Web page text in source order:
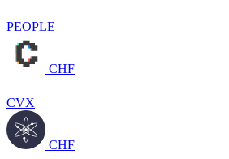
PEOPLE
CHF
CVX
CHF